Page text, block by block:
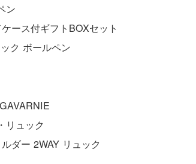
ン
ース付ギフトBOXセット
ク ボールペン
リュック
ダー 2WAY リュック